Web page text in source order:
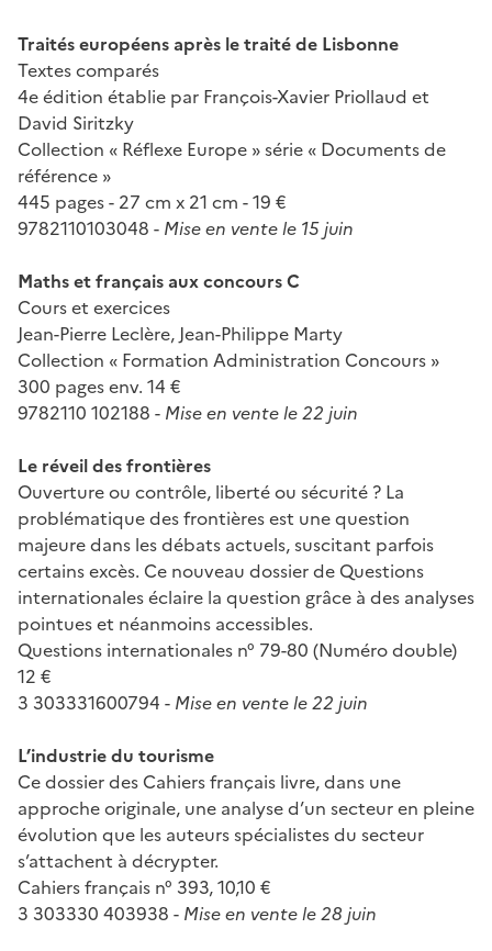
Traités européens après le traité de Lisbonne
Textes comparés
4e édition établie par François-Xavier Priollaud et
David Siritzky
Collection « Réflexe Europe » série « Documents de
référence »
445 pages - 27 cm x 21 cm - 19 €
9782110103048 - Mise en vente le 15 juin
Maths et français aux concours C
Cours et exercices
Jean-Pierre Leclère, Jean-Philippe Marty
Collection « Formation Administration Concours »
300 pages env. 14 €
9782110 102188 - Mise en vente le 22 juin
Le réveil des frontières
Ouverture ou contrôle, liberté ou sécurité ? La
problématique des frontières est une question
majeure dans les débats actuels, suscitant parfois
certains excès. Ce nouveau dossier de Questions
internationales éclaire la question grâce à des analyses
pointues et néanmoins accessibles.
Questions internationales n° 79-80 (Numéro double)
12 €
3 303331600794 - Mise en vente le 22 juin
L’industrie du tourisme
Ce dossier des Cahiers français livre, dans une
approche originale, une analyse d’un secteur en pleine
évolution que les auteurs spécialistes du secteur
s’attachent à décrypter.
Cahiers français n° 393, 10,10 €
3 303330 403938 - Mise en vente le 28 juin